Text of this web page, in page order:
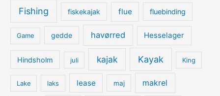
Fishing fiskekajak flue fluebinding
Game gedde havørred Hesselager
Hindsholm juli kajak Kayak King
Lake laks lease maj makrel